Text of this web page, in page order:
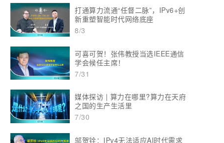
打通算力流通“任督二脉”，IPv6+创
新重塑智能时代网络底座
8/3
可喜可贺！张伟教授当选IEEE通信
学会候任主席！
7/31
媒体探访 | 算力在哪里?算力在天府
之国的生产生活里
7/30
邬贺铨：IPv4无法适应AI时代需求